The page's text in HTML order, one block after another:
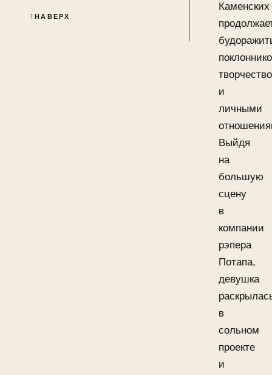
НАВЕРХ
Каменских
и
личными
Выйдя
на
большую
сцену
в
компании
рэпера
Потапа,
девушка
в
сольном
проекте
и